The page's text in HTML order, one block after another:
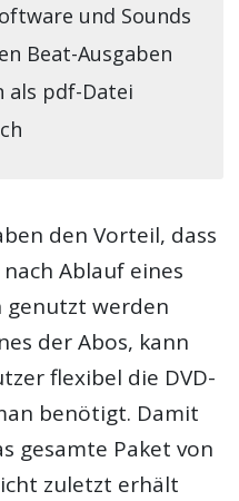
und Sounds
Beat-Ausgaben
als pdf-Datei
den Vorteil, dass
Ablauf eines
werden
der Abos, kann
flexibel die DVD-
benötigt. Damit
gesamte Paket von
zuletzt erhält